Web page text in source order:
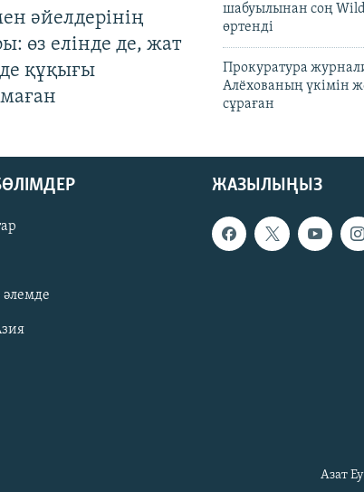
әйелдерінің
өз елінде де, жат
құқығы
шабуылынан соң
өртенді
Прокуратура
Алёхованың үкімін
сұраған
ЖАЗЫЛЫҢЫЗ
әлемде
Азат